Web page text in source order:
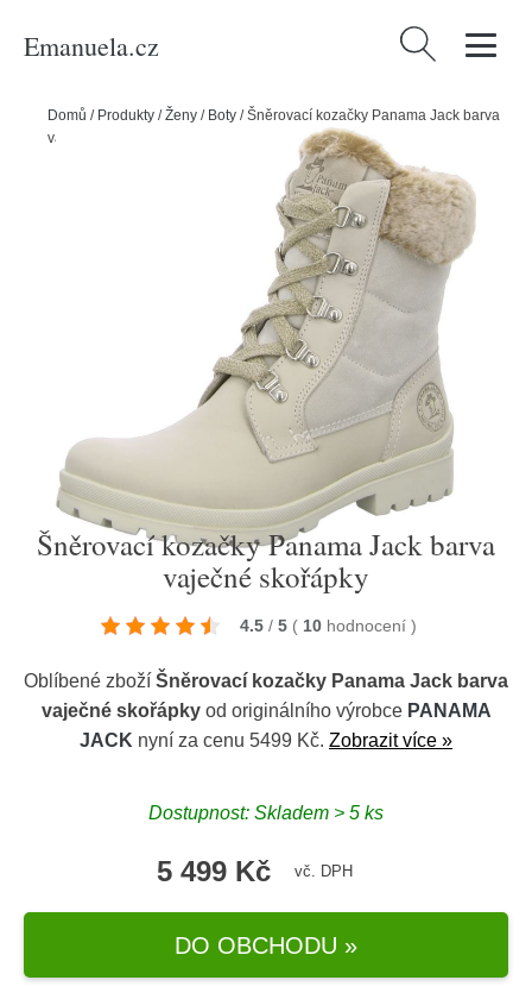
Emanuela.cz Vyhledávání
Domů / Produkty /Ženy / Boty /Šněrovací kozačky Panama Jack barva
vaječné skořápky
Šněrovací kozačky Panama Jack barva
vaječné skořápky
4.5 / 5 ( 10 hodnocení )
Oblíbené zboží Šněrovací kozačky Panama Jack barva
vaječné skořápkyod originálního výrobce PANAMA
JACK nyní za cenu 5499 Kč. Zobrazit více »
Dostupnost: Skladem > 5 ks
5 499 Kč vč. DPH
DO OBCHODU »